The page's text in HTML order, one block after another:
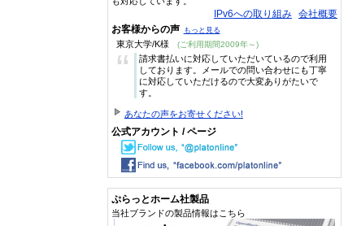
IPv6への取り組み 会社概要
お客様からの声 もっと見る
東京大学/K様 (ご利用期間2009年～)
“
請求書払いに対応していただいているので利用
しております。メールでの問い合わせにも丁寧
に対応していただけるので大変ありがたいで
す。
あなたの声をお寄せください!
公式アカウント / ページ
ぷらっとホーム社製品
当社ブランドの製品情報はこちら